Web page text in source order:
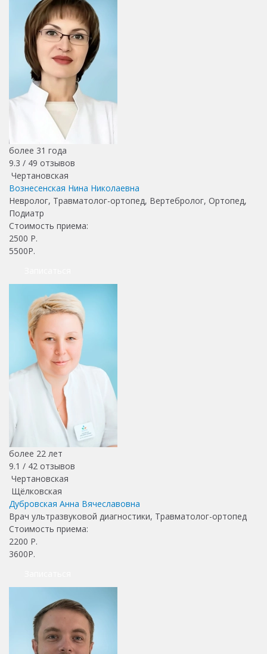
более 31 года
9.3 / 49 отзывов
Чертановская
Вознесенская Нина Николаевна
Невролог, Травматолог-ортопед, Вертебролог, Ортопед,
Подиатр
Стоимость приема:
2500 Р.
5500Р.
более 22 лет
9.1 / 42 отзывов
Чертановская
Щёлковская
Дубровская Анна Вячеславовна
Врач ультразвуковой диагностики, Травматолог-ортопед
Стоимость приема:
2200 Р.
3600Р.